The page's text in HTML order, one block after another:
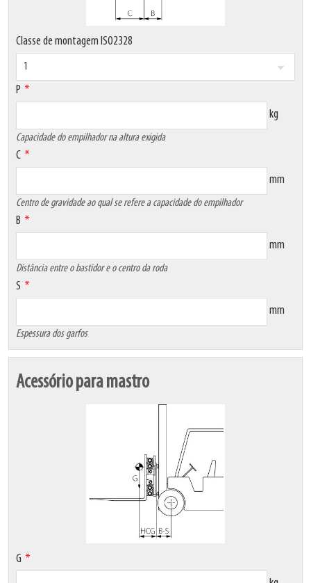
Classe de montagem ISO2328
P
kg
Capacidade do empilhador na altura exigida
C
mm
Centro de gravidade ao qual se refere a capacidade do empilhador
B
mm
Distância entre o bastidor e o centro da roda
S
mm
Espessura dos garfos
Acessório para mastro
G